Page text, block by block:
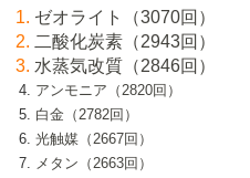
大学：オンライン・対面開催）
6号 メタン転換技術の最新動向
B号 第125回触媒討論会（2020年・工学
院大学）
5号 固体触媒による含窒素有機化合物変
換の最前線
6号 貴金属使用量低減に向けた自動車排
ガス浄化触媒の開発
B号 第123回触媒討論会（2019年・大阪
B号 第121回触媒討論会（2018年・東京
大学）
5号 水素のふるまいを解き明かす最先端
研究
6号 低級アルカンの有効利用のための触
媒技術
B号 第119回触媒討論会（2017年・首都
大学東京）
媒技術
3号 触媒研究の最先端～とびたて若き研究
者たち～（1）
4号 触媒研究の最先端～とびたて若き研究
者たち～（2）
5号 触媒研究の最先端～とびたて若き研究
者たち～（3）
2号 石油精製用触媒の最近の進展
3号 固体酸化物形燃料電池（SOFC）におけ
るアノード触媒上での燃料直接改質技術
4号 コアシェル構造の制御による触媒機能
5号 工業触媒およびその周辺技術の最近の
2号 光触媒反応機構に関する最新の研究動
向
開発動向
4号 人工光合成に向けた近年のアプローチ
5号 未利用熱エネルギーの有効活用に貢献
1号 高耐久性燃料電池システム用触媒にお
ける新展開
2号 リビングラジカル重合の最近の動向
3号 天然ガスの化学工業的展開に関する触
媒技術
4号 貴金属触媒の精密構造制御とその活用
▼54巻（2012年）
1号 規則性多孔体の利用技術における最近
の進歩
2号 第109回触媒討論会
3号 貴金属低減技術の最新動向
▼53巻（2011年）
1号 金属学から見る合金触媒の新展開
2号 第107回触媒討論会
3号 触媒のその場観察法の進歩（１）
▼52巻（2010年）
1号 触媒の劣化対策と長寿命触媒開発
2号 第105回触媒討論会
1号 炭素材料－熱い注目を集める材料－
▼50巻（2008年）
ゼオライト（3070回）
二酸化炭素（2943回）
水蒸気改質（2846回）
アンモニア（2820回）
白金（2782回）
光触媒（2667回）
メタン（2663回）